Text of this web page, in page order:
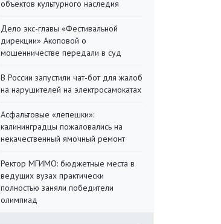
объектов культурного наследия
Дело экс-главы «Фестивальной
дирекции» Акоповой о
мошенничестве передали в суд
В России запустили чат-бот для жалоб
на нарушителей на электросамокатах
Асфальтовые «лепешки»:
калининградцы пожаловались на
некачественный ямочный ремонт
Ректор МГИМО: бюджетные места в
ведущих вузах практически
полностью заняли победители
олимпиад